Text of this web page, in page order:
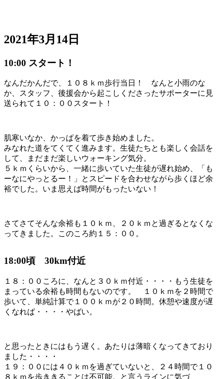
2021年3月14日
10:00 スタート！
なんだかんだで、１０８ｋｍ歩行当日！ なんと小雨のな
か、スタッフ、後援会から起こしくださったサポーターに見
送られて１０：００スタート！
肌寒いなか、かっぱを着て歩き始めました。
みなれた道をてくてく進みます。生徒たちとも楽しく会話を
して、まだまだ楽しいウォーキング気分。
５ｋｍくらいから、一緒に歩いていた生徒が遅れ始め、「も
ーなにやっとるー！」とスピードを合わせながら歩くほど余
裕でした。いま思えば時間がもったいない！
さてさてそんな余裕も１０ｋｍ、２０ｋｍと過ぎるとなくな
ってきました。このころ約１５：００。
18:00頃 30km付近
１８：００ころに、なんと３０ｋｍ付近・・・・もう生徒を
まっている余裕も時間もないのです。 １０ｋｍを２時間で
歩いて、単純計算で１００ｋｍが２０時間。休憩や速度が遅
くなれば・・・・やばい。
と思ったときにはもう遅く。あたりは薄暗くなってきており
ました・・・・
１９：００には４０ｋｍを過ぎていないと、２４時間で１０
８ｋｍを歩ききることは不可能。と言うラインに気づ